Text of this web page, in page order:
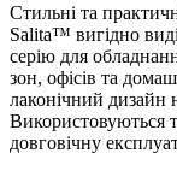
Стильні та
Salita™ вигідно
серію для
зон, офісів та
лаконічний дизайн
Використовуються
довговічну